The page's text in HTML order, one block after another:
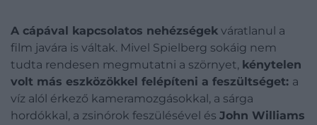
A cápával kapcsolatos nehézségek váratlanul a
film javára is váltak. Mivel Spielberg sokáig nem
tudta rendesen megmutatni a szörnyet, kénytelen
volt más eszközökkel felépíteni a feszültséget: a
víz alól érkező kameramozgásokkal, a sárga
hordókkal, a zsinórok feszülésével és John Williams